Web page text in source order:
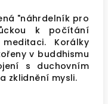
"náhrdelník pro
k počítání
Korálky
v buddhismu
s duchovním
zklidnění mysli.